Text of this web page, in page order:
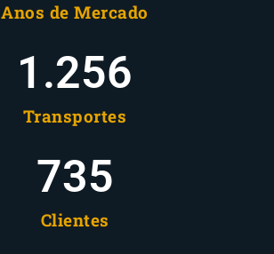
Anos de Mercado
Transportes
1.258
Clientes
737